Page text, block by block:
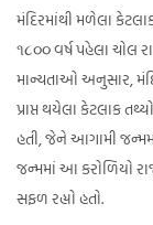
મંદિરમાંથી મળેલા
૧૮૦૦ વર્ષ પહેલા ચોલ
માન્યતાઓ અનુસાર,
પ્રાપ્ત થયેલા કેટલાક
હતી, જેને આગામી
જન્મમાં આ કરોળિયો
સફળ રહ્યો હતો.